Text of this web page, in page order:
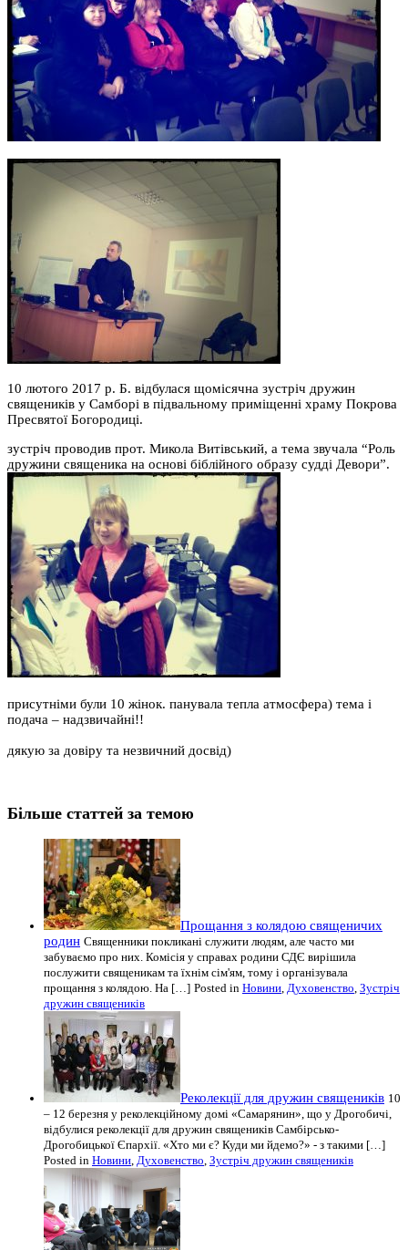
10 лютого 2017 р. Б. відбулася щомісячна зустріч дружин
священиків у Самборі в підвальному приміщенні храму Покрова
Пресвятої Богородиці.
зустріч проводив прот. Микола Витівський, а тема звучала “Роль
дружини священика на основі біблійного образу судді Девори”.
присутніми були 10 жінок. панувала тепла атмосфера) тема і
подача – надзвичайні!!
дякую за довіру та незвичний досвід)
Більше статтей за темою
Прощання з колядою священичих
родин Священники покликані служити людям, але часто ми
забуваємо про них. Комісія у справах родини СДЄ вирішила
послужити священикам та їхнім сім'ям, тому і організувала
прощання з колядою. На […] Posted in Новини, Духовенство, Зустріч
дружин священиків
Реколекції для дружин священиків 10
– 12 березня у реколекційному домі «Самарянин», що у Дрогобичі,
відбулися реколекції для дружин священиків Самбірсько-
Дрогобицької Єпархії. «Хто ми є? Куди ми йдемо?» - з такими […]
Posted in Новини, Духовенство, Зустріч дружин священиків